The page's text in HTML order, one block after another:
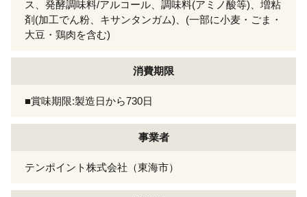
ス、発酵調味料/アルコール、調味料(アミノ酸等)、増粘
剤(加工でん粉、キサンタンガム)、(一部に小麦・ごま・
大豆・鶏肉を含む)
消費期限
■賞味期限:製造日から730日
事業者
テンポイント株式会社（東海市）